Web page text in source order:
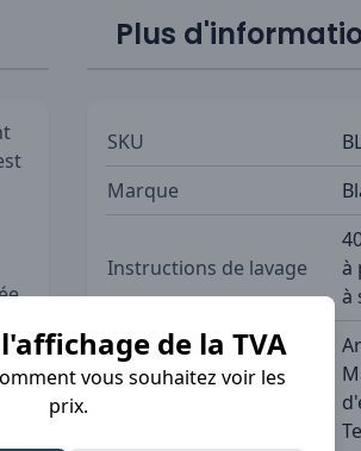
de la TVA
vous souhaitez voir les
prix.
Plus
SKU
Marque
Instructions de lavage
à
à
Professions